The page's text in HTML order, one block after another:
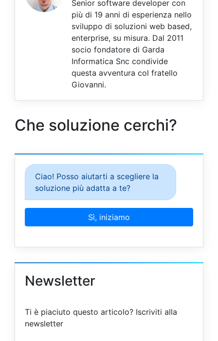
Senior software developer con
più di 19 anni di esperienza nello
sviluppo di soluzioni web based,
enterprise, su misura. Dal 2011
socio fondatore di Garda
Informatica Snc condivide
questa avventura col fratello
Giovanni.
Che soluzione cerchi?
Newsletter
Ti è piaciuto questo articolo? Iscriviti alla
newsletter